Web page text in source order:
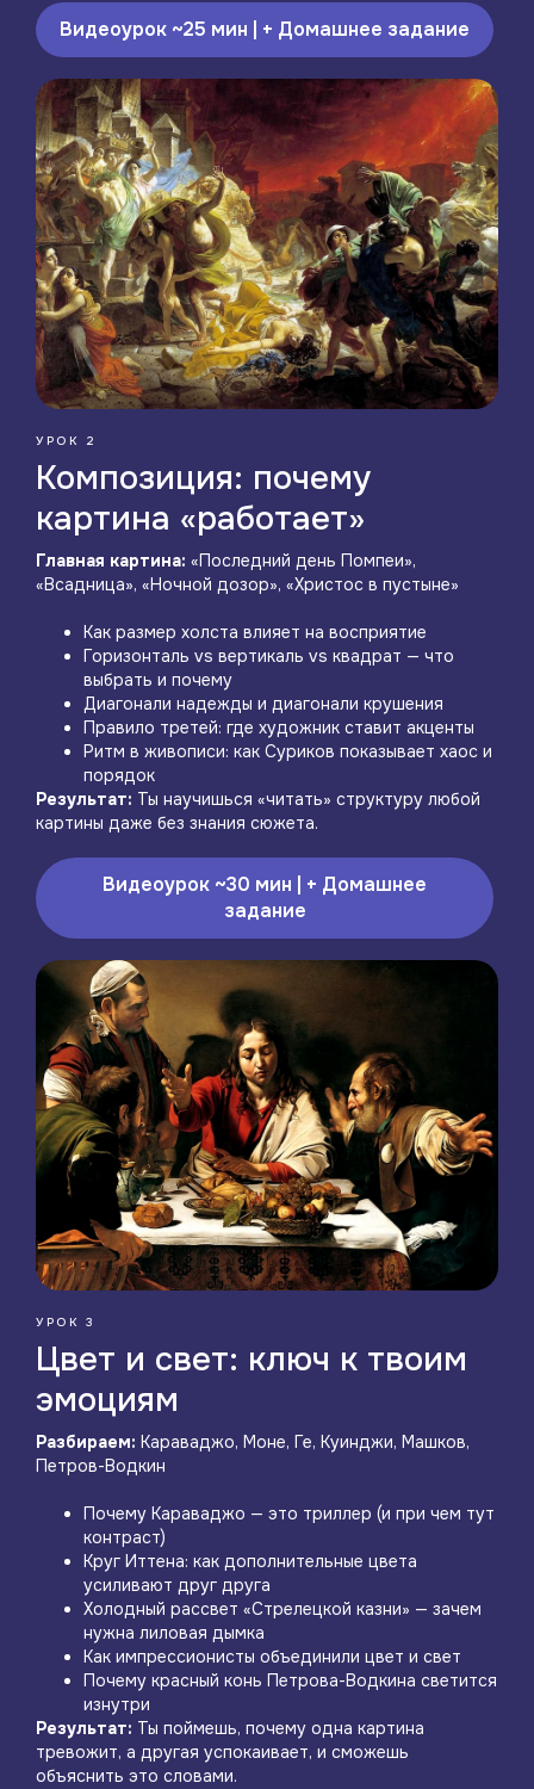
Видеоурок ~25 мин | + Домашнее задание
УРОК 2
Композиция: почему
картина «работает»
Главная картина: «Последний день Помпеи»,
«Всадница», «Ночной дозор», «Христос в пустыне»
Как размер холста влияет на восприятие
Горизонталь vs вертикаль vs квадрат — что
выбрать и почему
Диагонали надежды и диагонали крушения
Правило третей: где художник ставит акценты
Ритм в живописи: как Суриков показывает хаос и
порядок
Результат: Ты научишься «читать» структуру любой
картины даже без знания сюжета.
Видеоурок ~30 мин | + Домашнее
задание
УРОК 3
Цвет и свет: ключ к твоим
эмоциям
Разбираем: Караваджо, Моне, Ге, Куинджи, Машков,
Петров-Водкин
Почему Караваджо — это триллер (и при чем тут
контраст)
Круг Иттена: как дополнительные цвета
усиливают друг друга
Холодный рассвет «Стрелецкой казни» — зачем
нужна лиловая дымка
Как импрессионисты объединили цвет и свет
Почему красный конь Петрова-Водкина светится
изнутри
Результат: Ты поймешь, почему одна картина
тревожит, а другая успокаивает, и сможешь
объяснить это словами.
Хватит чувствовать
себя «случайным
гостем» в музее
Зарегистрируйся на марафон — и через 4
дня ты будешь видеть в картинах то, что не
видят другие.
Старт:
Где:
Формат:
Видеоуроки в записи + домашние задания
Перейти в Telegram